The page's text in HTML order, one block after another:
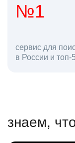
4,5
средняя
знаем,